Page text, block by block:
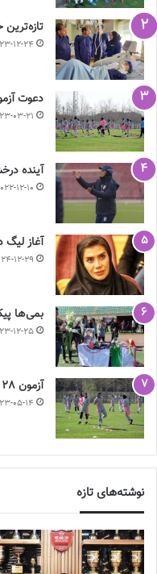
تازه‌ترین خبرها
12-24
دعوت آزمون از 30 بازیکن
03-21
آینده
12-10
آغاز لیگ
12-29
بمی‌ها
12-25
آزمون 28 بازیکن را به اردو فرا خواند
05-14
نوشته‌های تازه